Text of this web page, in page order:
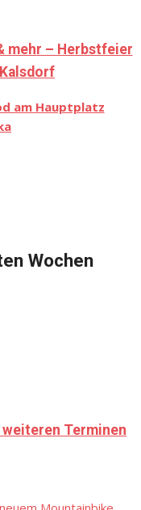
mehr – Herbstfeier
am Hauptplatz
Wochen
Terminen